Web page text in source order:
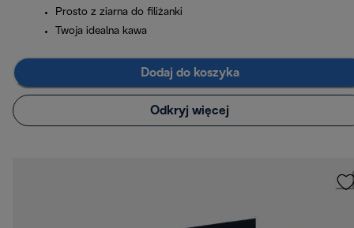
Prosto z ziarna do filiżanki
Twoja idealna kawa
Dodaj do koszyka
Odkryj więcej